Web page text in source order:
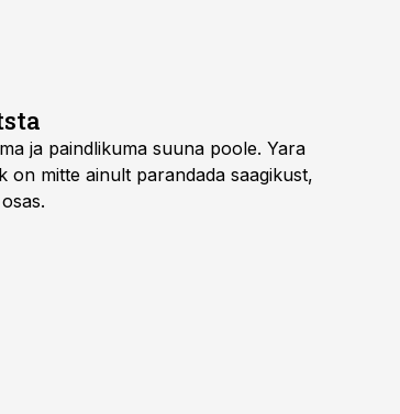
ja paindlikuma suuna poole. Yara
on mitte ainult parandada saagikust,